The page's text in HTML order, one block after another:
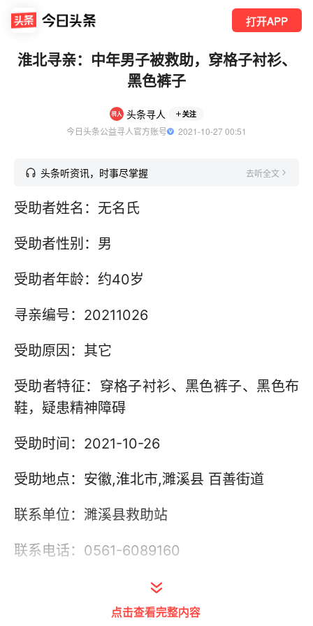
打开APP
淮北寻亲：中年男子被救助，穿格子衬衫、
黑色裤子
头条寻人 关注
今日头条公益寻人官方账号
  2021-10-27 00:51
头条听资讯，时事尽掌握 去听全文
受助者姓名：无名氏
受助者性别：男
受助者年龄：约40岁
寻亲编号：20211026
受助原因：其它
受助者特征：穿格子衬衫、黑色裤子、黑色布
鞋，疑患精神障碍
受助时间：2021-10-26
受助地点：安徽,淮北市,濉溪县 百善街道
联系单位：濉溪县救助站
联系电话：0561-6089160
点击查看完整内容